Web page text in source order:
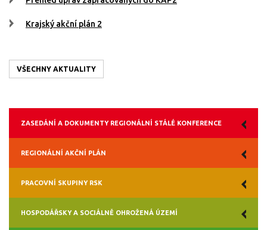
Krajský akční plán 2
VŠECHNY AKTUALITY
ZASEDÁNÍ A DOKUMENTY REGIONÁLNÍ STÁLÉ KONFERENCE
REGIONÁLNÍ AKČNÍ PLÁN
PRACOVNÍ SKUPINY RSK
HOSPODÁŘSKY A SOCIÁLNĚ OHROŽENÁ ÚZEMÍ